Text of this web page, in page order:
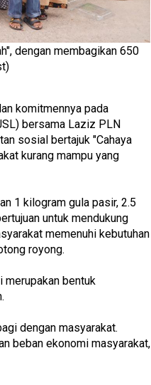
dengan membagikan 650
komitmennya pada
bersama Laziz PLN
sosial bertajuk "Cahaya
kurang mampu yang
1 kilogram gula pasir, 2.5
untuk mendukung
memenuhi kebutuhan
royong.
merupakan bentuk
dengan masyarakat.
beban ekonomi masyarakat,